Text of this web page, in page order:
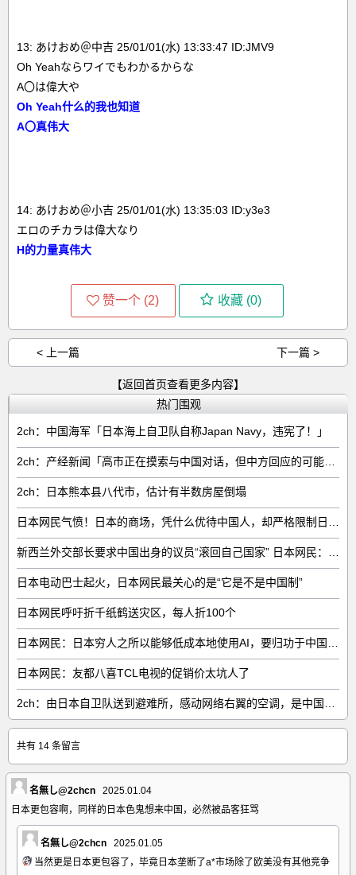
13: あけおめ＠中吉 25/01/01(水) 13:33:47 ID:JMV9
Oh Yeahならワイでもわかるからな
A〇は偉大や
Oh Yeah什么的我也知道
A〇真伟大
14: あけおめ＠小吉 25/01/01(水) 13:35:03 ID:y3e3
エロのチカラは偉大なり
H的力量真伟大
赞一个 (2) 收藏 (0)
< 上一篇 下一篇 >
【返回首页查看更多内容】
热门围观
2ch：中国海军「日本海上自卫队自称Japan Navy，违宪了！」
2ch：日本熊本县八代市，估计有半数房屋倒塌
日本电动巴士起火，日本网民最关心的是“它是不是中国制”
日本网民呼吁折千纸鹤送灾区，每人折100个
日本网民：友都八喜TCL电视的促销价太坑人了
共有 14 条留言
名無し@2chcn
2025.01.04
日本更包容啊，同样的日本色鬼想来中国，必然被品客狂骂
名無し@2chcn
2025.01.05
当然更是日本更包容了，毕竟日本垄断了a*市场除了欧美没有其他竞争